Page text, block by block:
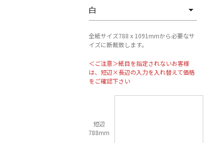
全紙サイズ788 x 1091mmから必要なサ
イズに断裁致します。
＜ご注意＞紙目を指定されないお客様
は、短辺×長辺の入力を入れ替えて価格
をご確認下さい
短辺
788mm